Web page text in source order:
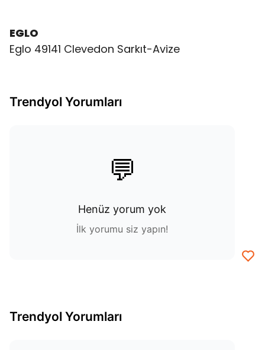
EGLO
Eglo 49141 Clevedon Sarkıt-Avize
Trendyol Yorumları
💬
Henüz yorum yok
İlk yorumu siz yapın!
Trendyol Yorumları